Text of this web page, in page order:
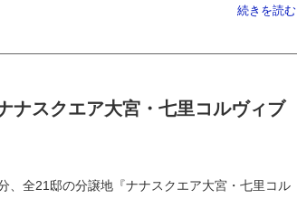
続きを読む
ナスクエア大宮・七里コルヴィブ
、全21邸の分譲地『ナナスクエア大宮・七里コル